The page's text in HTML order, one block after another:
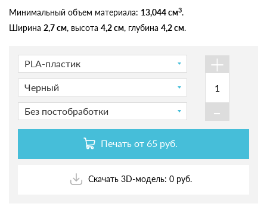
Минимальный объем материала: 13,044 см3.
Ширина 2,7 см, высота 4,2 см, глубина 4,2 см.
PLA-пластик
Черный
Без постобработки
+
-
Печать от 65 руб.
Скачать 3D-модель: 0 руб.